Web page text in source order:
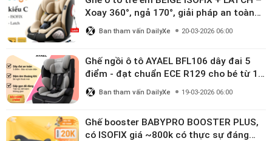
Xoay 360°, ngả 170°, giải pháp an toàn
linh hoạt cho bé 0–10 tuổi
Ban tham vấn DailyXe 20-03-2026 06:00
Ghế ngồi ô tô AYAEL BFL106 dây đai 5
điểm - đạt chuẩn ECE R129 cho bé từ 1–
10 tuổi
Ban tham vấn DailyXe 19-03-2026 06:00
Ghế booster BABYPRO BOOSTER PLUS,
có ISOFIX giá ~800k có thực sự đáng